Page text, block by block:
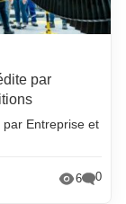
par
Entreprise et
6 0